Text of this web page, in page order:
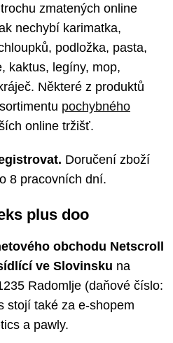
zmatených online
nechybí karimatka,
podložka, pasta,
kaktus, legíny, mop,
Některé z produktů
pochybného
online tržišť.
Doručení zboží
8 pracovních dní.
plus doo
obchodu Netscroll
ve Slovinsku na
Radomlje (daňové číslo:
stojí také za e-shopem
a pawly.